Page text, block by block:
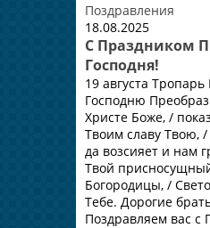
Поздравления
18.08.2025
С Праздником
Господня!
19 августа
Господню
Христе Боже, /
Твоим славу Твою,
да возсияет и нам
Твой
Богородицы, /
Тебе. Дорогие
Поздравляем вас с